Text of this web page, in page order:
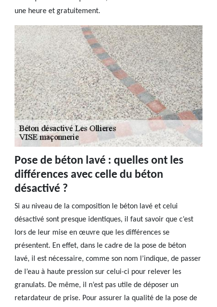
une heure et gratuitement.
Pose de béton lavé : quelles ont les
différences avec celle du béton
désactivé ?
Si au niveau de la composition le béton lavé et celui
désactivé sont presque identiques, il faut savoir que c’est
lors de leur mise en œuvre que les différences se
présentent. En effet, dans le cadre de la pose de béton
lavé, il est nécessaire, comme son nom l’indique, de passer
de l’eau à haute pression sur celui-ci pour relever les
granulats. De même, il n’est pas utile de déposer un
retardateur de prise. Pour assurer la qualité de la pose de